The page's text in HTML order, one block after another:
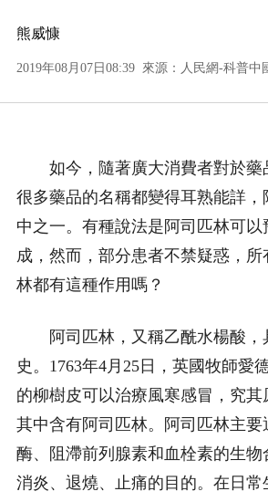
熊威慷
2019年08月07日08:39 來源： 人民網-科普中
如今，隨著廣大消費者對於藥
很多藥品的名稱都變得耳熟能詳
中之一。有種說法是阿司匹林可以
成，然而，部分患者不禁疑惑，所
林都有這種作用嗎？
阿司匹林，又稱乙酰水楊酸，
史。1763年4月25日，英國牧師愛
的柳樹皮可以治療風寒感冒，究
其中含有阿司匹林。阿司匹林主
酶、阻滯前列腺素和血栓素的生物
消炎、退燒、止痛的目的。在日常